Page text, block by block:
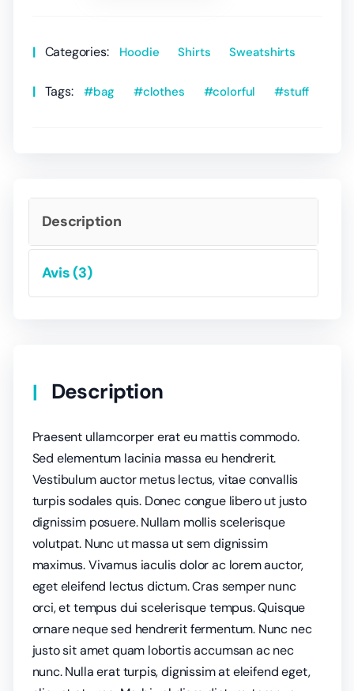
Categories: Hoodie Shirts Sweatshirts
Tags: bag clothes colorful stuff
Description
Avis (3)
Description
Praesent ullamcorper erat eu mattis commodo.
Sed elementum lacinia massa eu hendrerit.
Vestibulum auctor metus lectus, vitae convallis
turpis sodales quis. Donec congue libero ut justo
dignissim posuere. Nullam mollis scelerisque
volutpat. Nunc ut massa ut sem dignissim
maximus. Vivamus iaculis dolor ac lorem auctor,
eget eleifend lectus dictum. Cras semper nunc
orci, et tempus dui scelerisque tempus. Quisque
ornare neque sed hendrerit fermentum. Nunc nec
justo sit amet quam lobortis accumsan ac nec
nunc. Nulla erat turpis, dignissim at eleifend eget,